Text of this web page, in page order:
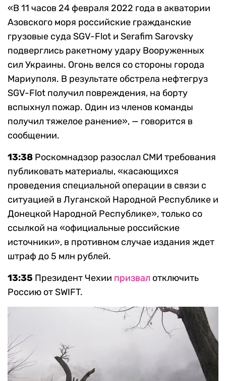
«В 11 часов 24 февраля 2022 года в акватории
Азовского моря российские гражданские
грузовые суда SGV-Flot и Serafim Sarovsky
подверглись ракетному удару Вооруженных
сил Украины. Огонь велся со стороны города
Мариуполя. В результате обстрела нефтегруз
SGV-Flot получил повреждения, на борту
вспыхнул пожар. Один из членов команды
получил тяжелое ранение», — говорится в
сообщении.
13:38 Роскомнадзор разослал СМИ требования
публиковать материалы, «касающихся
проведения специальной операции в связи с
ситуацией в Луганской Народной Республике и
Донецкой Народной Республике», только со
ссылкой на «официальные российские
источники», в противном случае издания ждет
штраф до 5 млн рублей.
13:35 Президент Чехии призвал отключить
Россию от SWIFT.